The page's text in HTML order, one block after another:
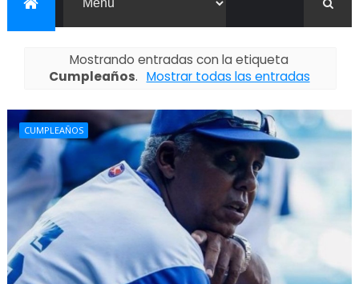
Mostrando entradas con la etiqueta
Cumpleaños. Mostrar todas las entradas
CUMPLEAÑOS